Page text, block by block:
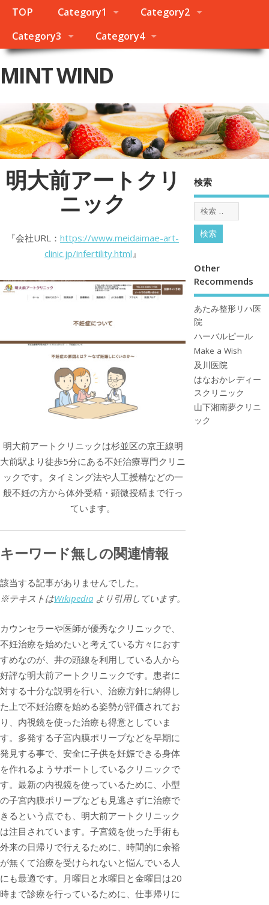
TOP Category1
Category2
Category3
Category4
MINT WIND
明大前アートクリ
ニック
『会社URL：https://www.meidaimae-art-
clinic.jp/infertility.html』
明大前アートクリニックは杉並区の京王線明
大前駅より徒歩5分にある不妊治療専門クリニ
ックです。タイミング法や人工授精などの一
般不妊の方から体外受精・顕微授精まで行っ
ています。
キーワード無しの関連情報
該当する記事がありませんでした。
※テキストはWikipedia より引用しています。
カウンセラーや医師が優秀なクリニックで、
不妊治療を始めたいと考えている方々におす
すめなのが、井の頭線を利用している人から
好評な明大前アートクリニックです。患者に
対する十分な説明を行い、治療方針に納得し
た上で不妊治療を始める姿勢が評価されてお
り、内視鏡を使った治療も得意としていま
す。多発する子宮内膜ポリープなどを早期に
発見する事で、安全に子供を妊娠できる身体
を作れるようサポートしているクリニックで
す。最新の内視鏡を使っているために、小型
の子宮内膜ポリープなども見逃さずに治療で
きるという点でも、明大前アートクリニック
は注目されています。子宮鏡を使った手術も
外来の日帰りで行えるために、時間的に余裕
が無くて治療を受けられないと悩んでいる人
にも最適です。月曜日と水曜日と金曜日は20
時まで診療を行っているために、仕事帰りに
検索
Other
Recommends
あたみ整形リハ医
院
ハーバルピール
Make a Wish
及川医院
はなおかレディー
スクリニック
山下湘南夢クリニ
ック